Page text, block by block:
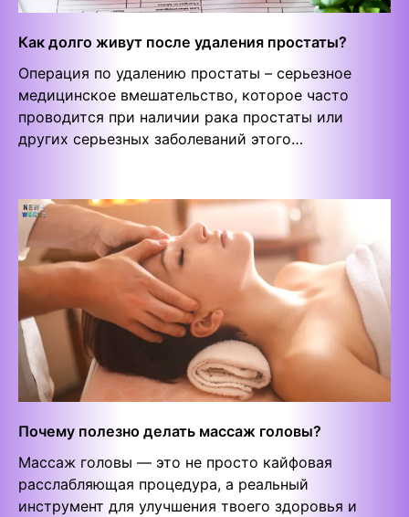
Как долго живут после удаления простаты?
Операция по удалению простаты – серьезное
медицинское вмешательство, которое часто
проводится при наличии рака простаты или
других серьезных заболеваний этого…
Почему полезно делать массаж головы?
Массаж головы — это не просто кайфовая
расслабляющая процедура, а реальный
инструмент для улучшения твоего здоровья и